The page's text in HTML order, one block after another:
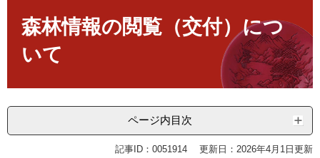
森林情報の閲覧（交付）につ
いて
ページ内目次
記事ID：0051914 更新日：2026年4月1日更新